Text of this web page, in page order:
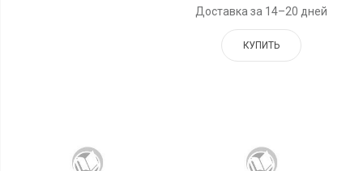
Доставка за 14–20 дней
КУПИТЬ